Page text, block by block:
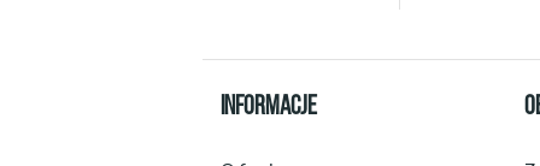
INFORMACJE